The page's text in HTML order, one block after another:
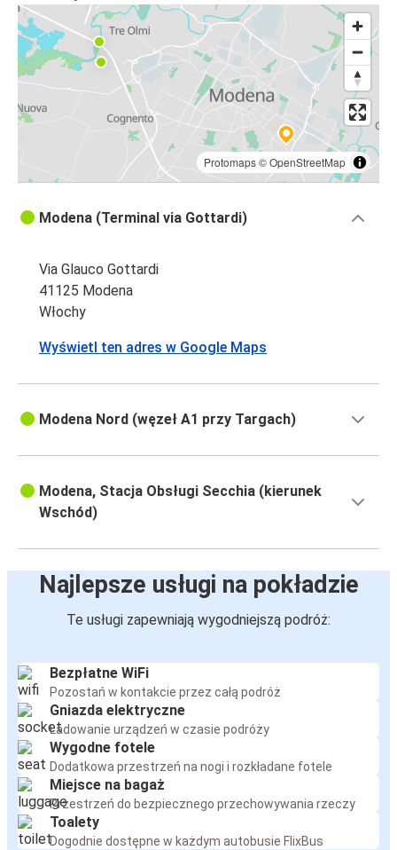
Bolonia
Modena
Werona
Modena
Bergamo
Bergamo
Reggio Emilia
Szczecin
Modena
Katowice
Katowice
Protomaps©OpenStreetMap
Modena (Terminal via Gottardi)
Via Glauco Gottardi
41125 Modena
Włochy
Wyświetl ten adres w Google Maps
Modena Nord (węzeł A1 przy Targach)
Modena, Stacja Obsługi Secchia (kierunek
Wschód)
Najlepsze usługi na pokładzie
Te usługi zapewniają wygodniejszą podróż:
Bezpłatne WiFi
Pozostań w kontakcie przez całą podróż
Gniazda elektryczne
Ładowanie urządzeń w czasie podróży
Wygodne fotele
Dodatkowa przestrzeń na nogi i rozkładane fotele
Miejsce na bagaż
Przestrzeń do bezpiecznego przechowywania rzeczy
Toalety
Dogodnie dostępne w każdym autobusie FlixBus